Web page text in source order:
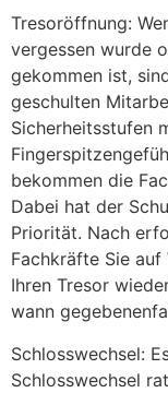
Tresoröffnung:
vergessen wurde
gekommen ist,
geschulten
Sicherheitsstufen
bekommen die
Dabei hat der
Priorität. Nach
Fachkräfte Sie
Ihren Tresor
wann
Schlosswechsel:
Schlosswechsel